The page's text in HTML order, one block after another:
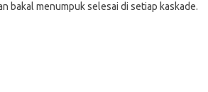
bakal menumpuk selesai di setiap kaskade.